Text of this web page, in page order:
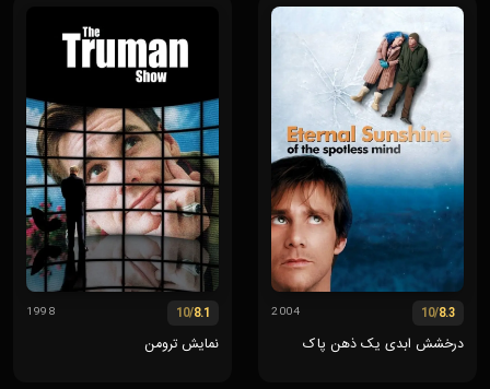
8.3
/10
2004
درخشش ابدی یک ذهن پاک
8.1
/10
1998
نمایش ترومن